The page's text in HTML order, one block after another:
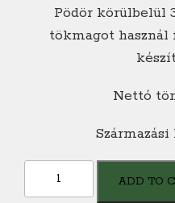
Pödör körülbelül
tökmagot
Nettó
Pödör
Tökmagolaj
ADD TO